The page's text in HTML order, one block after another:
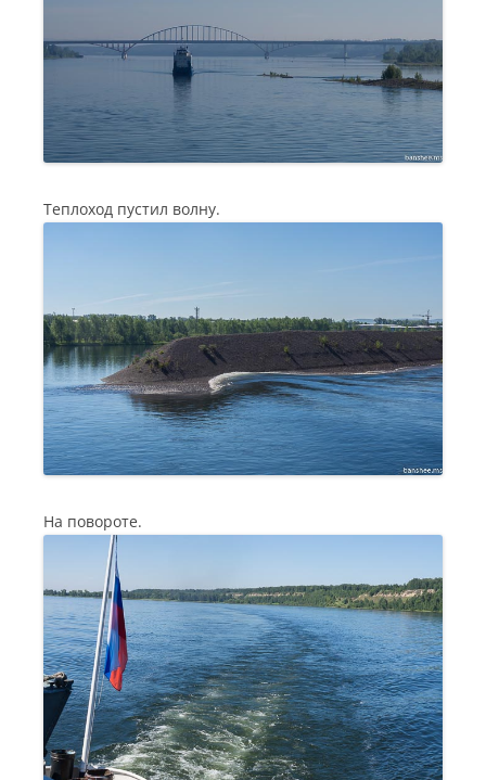
Теплоход пустил волну.
На повороте.